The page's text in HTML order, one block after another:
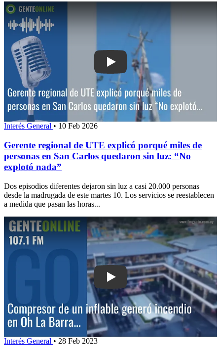
Play: Gerente regional de UTE
Interés General • 10 Feb 2026
Gerente regional de UTE explicó porqué miles de
personas en San Carlos quedaron sin luz: “No
explotó nada”
Dos episodios diferentes dejaron sin luz a casi 20.000 personas
desde la madrugada de este martes 10. Los servicios se reestablecen
a medida que pasan las horas...
Play: Compresor de un inflable
Interés General • 28 Feb 2023